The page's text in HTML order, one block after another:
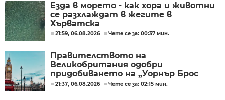
Езда в морето - как хора и животни
се разхлаждат в жегите в
Хърватска
21:59, 06.08.2026 Чете се за: 00:37 мин.
Правителството на
Великобритания одобри
придобиването на „Уорнър Брос
Дискавъри“ от „Парамаунт“ за 110
21:37, 06.08.2026 Чете се за: 02:15 мин.